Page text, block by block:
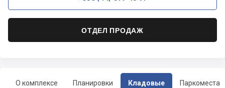
О комплексе Планировки Кладовые Паркоместа
ОТДЕЛ ПРОДАЖ